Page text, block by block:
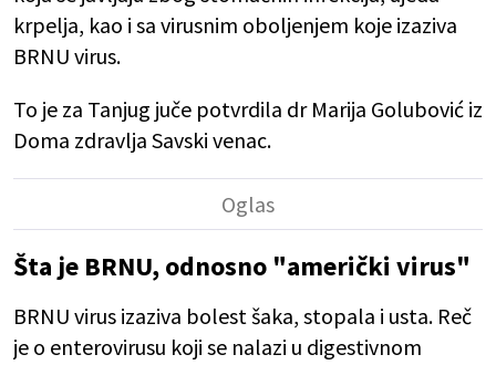
krpelja, kao i sa virusnim oboljenjem koje izaziva
BRNU virus.
To je za Tanjug juče potvrdila dr Marija Golubović iz
Doma zdravlja Savski venac.
Šta je BRNU, odnosno "američki virus"
BRNU virus izaziva bolest šaka, stopala i usta. Reč
je o enterovirusu koji se nalazi u digestivnom